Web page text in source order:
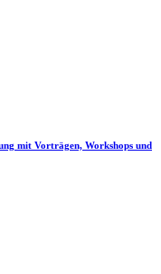
mit Vorträgen, Workshops und